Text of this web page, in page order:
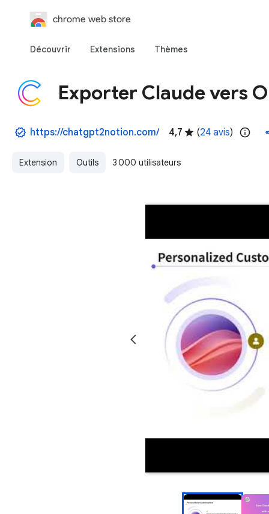
chrome web store
Découvrir Extensions Thèmes
Exporter Claude vers
https://chatgpt2notion.com/ 4,7 (24 avis)
Extension Outils 3 000 utilisateurs